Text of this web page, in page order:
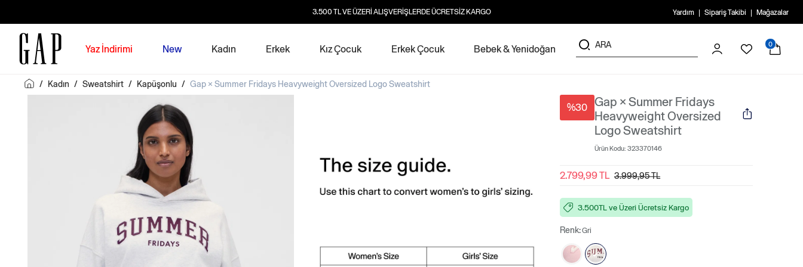
3.500 TL VE ÜZERİ ALIŞVERİŞLERDE ÜCRETSİZ KARGO Yardım Sipariş Takibi Mağazalar
Yaz İndirimi New Kadın Erkek Kız Çocuk Erkek Çocuk Bebek & Yenidoğan 0
/ Kadın / Sweatshirt / Kapüşonlu / Gap × Summer Fridays Heavyweight Oversized Logo Sweatshirt
%30
Gap × Summer Fridays
Heavyweight Oversized
Logo Sweatshirt
Ürün Kodu: 323370146
2.799,99 TL 3.999,95 TL
3.500TL ve Üzeri Ücretsiz Kargo
Renk:Gri